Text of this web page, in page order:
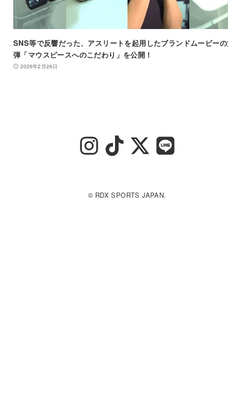
SNS等で反響だった、アスリートを起用したブランドムービー
弾「マウスピースへのこだわり」を公開！
2026年2月26日
© RDX SPORTS JAPAN.